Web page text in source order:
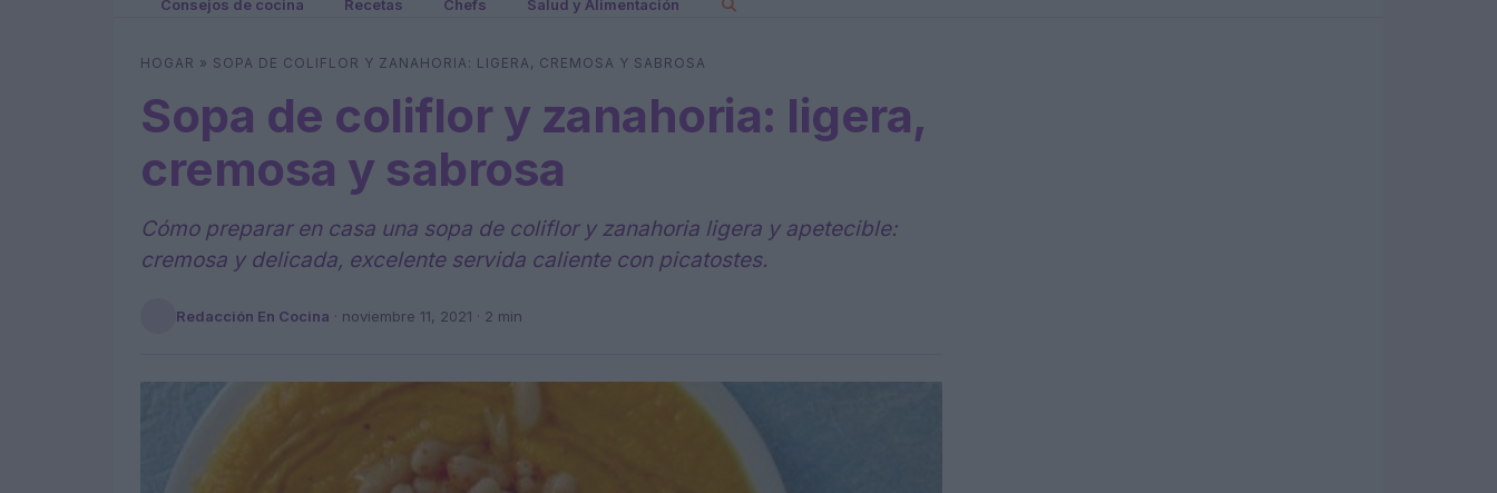
Consejos de cocina Recetas Chefs Salud y Alimentación
HOGAR » SOPA DE COLIFLOR Y ZANAHORIA: LIGERA, CREMOSA Y SABROSA
Sopa de coliflor y zanahoria: ligera,
cremosa y sabrosa
Cómo preparar en casa una sopa de coliflor y zanahoria ligera y apetecible:
cremosa y delicada, excelente servida caliente con picatostes.
Redacción En Cocina · noviembre 11, 2021 · 2 min